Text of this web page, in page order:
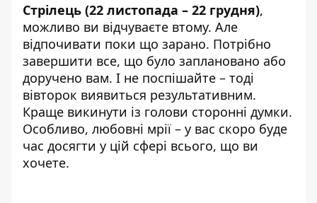
Стрілець (22 листопада – 22 грудня),
можливо ви відчуваєте втому. Але
відпочивати поки що зарано. Потрібно
завершити все, що було заплановано або
доручено вам. І не поспішайте – тоді
вівторок виявиться результативним.
Краще викинути із голови сторонні думки.
Особливо, любовні мрії – у вас скоро буде
час досягти у цій сфері всього, що ви
хочете.